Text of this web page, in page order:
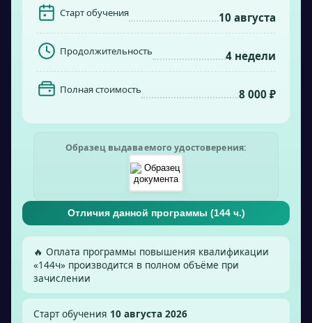
Старт обучения 10 августа
Продолжительность 4 недели
Полная стоимость 8 000 ₽
Образец выдаваемого удостоверения:
Отличия данной программы (144ч.)
🔥 Оплата программы повышения квалификации
«144ч» производится в полном объёме при
зачислении
Старт обучения 10 августа 2026